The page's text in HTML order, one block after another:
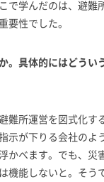
で学んだのは、避難
要性でした。
。具体的にはどうい
難所運営を図式化す
示が下りる会社のよ
かべます。でも、災
機能しないと。そう